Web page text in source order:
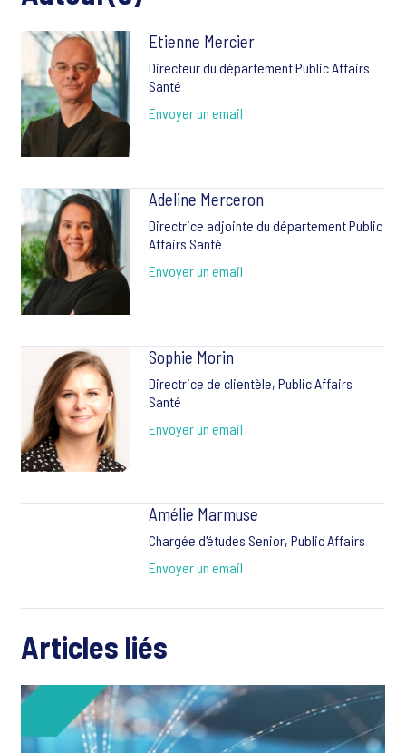
Etienne Mercier
Directeur du département Public Affairs
Santé
Envoyer un email
Adeline Merceron
Directrice adjointe du département Public
Affairs Santé
Envoyer un email
Sophie Morin
Directrice de clientèle, Public Affairs
Santé
Envoyer un email
Amélie Marmuse
Chargée d'études Senior, Public Affairs
Envoyer un email
Articles liés